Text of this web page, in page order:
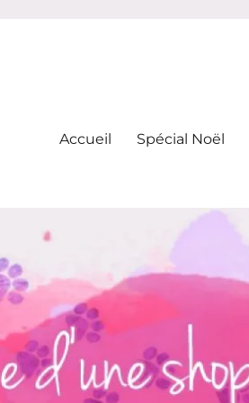
Accueil Spécial Noël